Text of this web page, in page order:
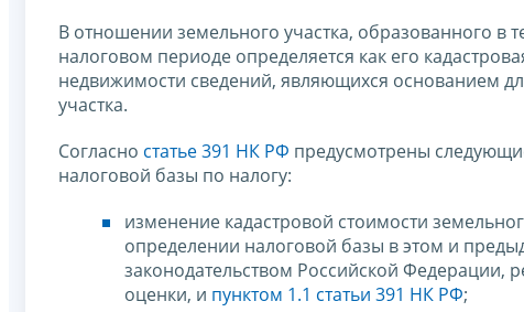
В отношении земельного участка, образованного в
налоговом периоде определяется как его
недвижимости сведений, являющихся основанием
участка.
Согласно статье 391 НК РФ предусмотрены
налоговой базы по налогу:
изменение кадастровой стоимости
определении налоговой базы в этом и
законодательством Российской Федерации,
оценки, и пунктом 1.1 статьи 391 НК РФ;